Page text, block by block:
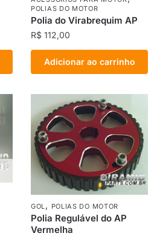
POLIAS DO MOTOR
Polia do Virabrequim AP
R$ 112,00
Adicionar ao carrinho
GOL, POLIAS DO MOTOR
Polia Regulável do AP
Vermelha